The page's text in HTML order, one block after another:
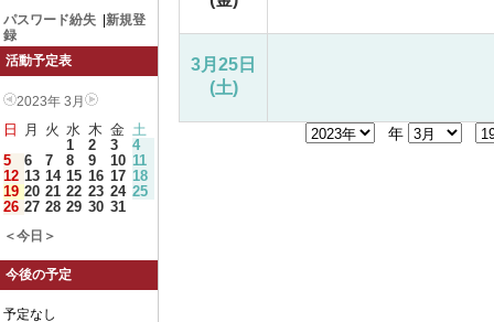
パスワード紛失
新規登
録
活動予定表
2023年 3月
日 月 火 水 木 金 土
1
2 3
4
5
6 7 8 9 10 11
12 13 14 15 16 17 18
19 20 21 22 23 24 25
26 27 28 29 30 31
＜今日＞
今後の予定
予定なし
3月25日
(土)
年